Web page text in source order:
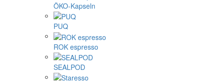
ÖKO-Kapseln
PUQ
ROK espresso
SEALPOD